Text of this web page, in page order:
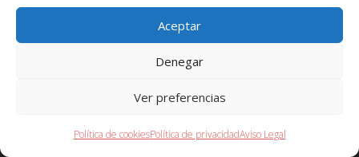
Aceptar
Denegar
Ver preferencias
Política de cookiesPolítica de privacidadAviso Legal